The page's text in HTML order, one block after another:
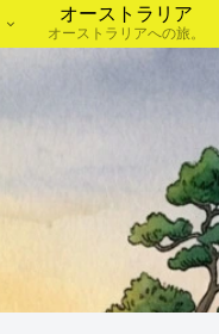
オーストラリア
オーストラリアへの旅。